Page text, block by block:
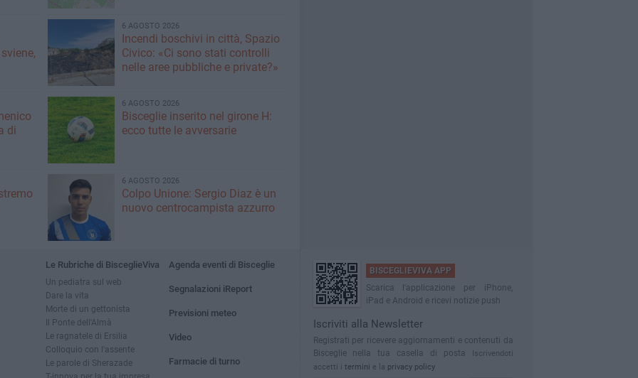
6 AGOSTO 2026
Incendi boschivi in città, Spazio
Civico: «Ci sono stati controlli
nelle aree pubbliche e private?»
di
6 AGOSTO 2026
Bisceglie inserito nel girone H:
ecco tutte le avversarie
6 AGOSTO 2026
Colpo Unione: Sergio Diaz è un
nuovo centrocampista azzurro
Le Rubriche di BisceglieViva
Un pediatra sul web
Dare la vita
Morte di un gettonista
Il Ponte dell'Almà
Le ragnatele di Ersilia
Colloquio con l'assente
Le parole di Sherazade
Agenda eventi di Bisceglie
Segnalazioni iReport
Previsioni meteo
Video
Farmacie di turno
BISCEGLIEVIVA APP
Scarica l'applicazione per iPhone,
iPad e Android e ricevi notizie push
Iscriviti alla Newsletter
Registrati per ricevere aggiornamenti e contenuti da
Bisceglie nella tua casella di posta
Iscrivendoti
accetti i termini e la privacy policy